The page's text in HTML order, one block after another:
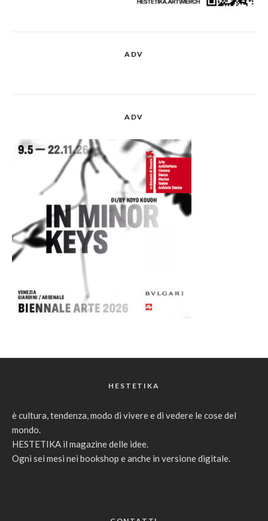
ADV
ADV
HESTETIKA
è cultura, tendenza, modo di vivere e di vedere le cose del
mondo.
HESTETIKA il magazine delle idee.
Ogni sei mesi nei bookshop e anche in versione digitale.